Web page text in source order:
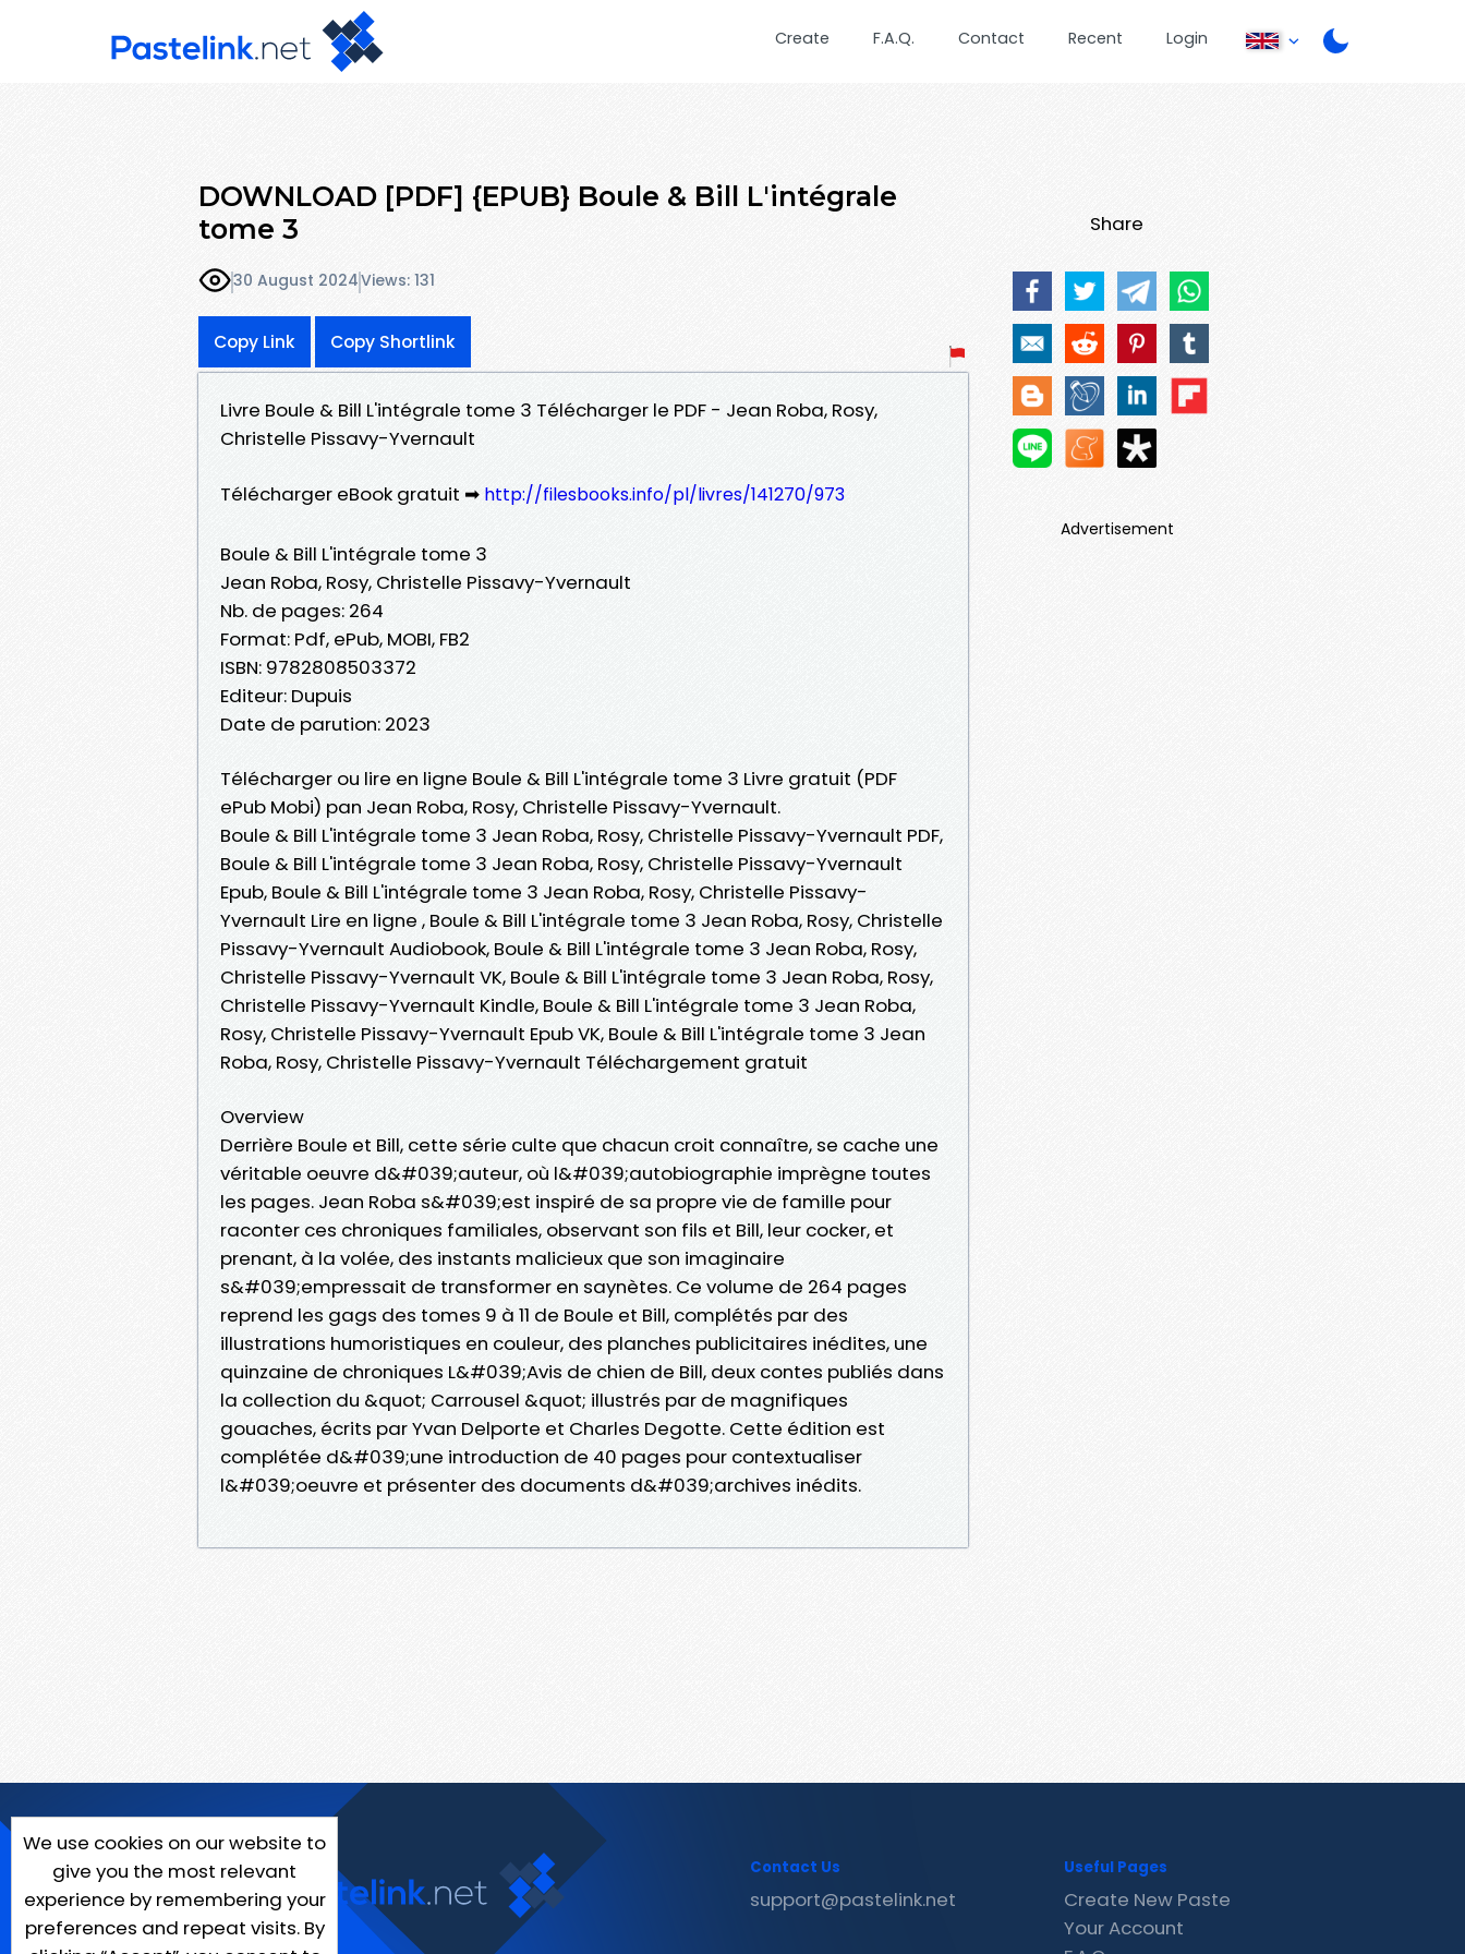
Create F.A.Q. Contact Recent Login
DOWNLOAD [PDF] {EPUB} Boule & Bill L'intégrale
tome 3
30 August 2024Views: 131
Copy Link Copy Shortlink
Livre Boule & Bill L'intégrale tome 3 Télécharger le PDF - Jean Roba, Rosy,
Christelle Pissavy-Yvernault
Télécharger eBook gratuit ➡ http://filesbooks.info/pl/livres/141270/973
Boule & Bill L'intégrale tome 3
Jean Roba, Rosy, Christelle Pissavy-Yvernault
Nb. de pages: 264
Format: Pdf, ePub, MOBI, FB2
ISBN: 9782808503372
Editeur: Dupuis
Date de parution: 2023
Télécharger ou lire en ligne Boule & Bill L'intégrale tome 3 Livre gratuit (PDF
ePub Mobi) pan Jean Roba, Rosy, Christelle Pissavy-Yvernault.
Boule & Bill L'intégrale tome 3 Jean Roba, Rosy, Christelle Pissavy-Yvernault PDF,
Boule & Bill L'intégrale tome 3 Jean Roba, Rosy, Christelle Pissavy-Yvernault
Epub, Boule & Bill L'intégrale tome 3 Jean Roba, Rosy, Christelle Pissavy-
Yvernault Lire en ligne , Boule & Bill L'intégrale tome 3 Jean Roba, Rosy, Christelle
Pissavy-Yvernault Audiobook, Boule & Bill L'intégrale tome 3 Jean Roba, Rosy,
Christelle Pissavy-Yvernault VK, Boule & Bill L'intégrale tome 3 Jean Roba, Rosy,
Christelle Pissavy-Yvernault Kindle, Boule & Bill L'intégrale tome 3 Jean Roba,
Rosy, Christelle Pissavy-Yvernault Epub VK, Boule & Bill L'intégrale tome 3 Jean
Roba, Rosy, Christelle Pissavy-Yvernault Téléchargement gratuit
Overview
Derrière Boule et Bill, cette série culte que chacun croit connaître, se cache une
véritable oeuvre d&#039;auteur, où l&#039;autobiographie imprègne toutes
les pages. Jean Roba s&#039;est inspiré de sa propre vie de famille pour
raconter ces chroniques familiales, observant son fils et Bill, leur cocker, et
prenant, à la volée, des instants malicieux que son imaginaire
s&#039;empressait de transformer en saynètes. Ce volume de 264 pages
reprend les gags des tomes 9 à 11 de Boule et Bill, complétés par des
illustrations humoristiques en couleur, des planches publicitaires inédites, une
quinzaine de chroniques L&#039;Avis de chien de Bill, deux contes publiés dans
la collection du &quot; Carrousel &quot; illustrés par de magnifiques
gouaches, écrits par Yvan Delporte et Charles Degotte. Cette édition est
complétée d&#039;une introduction de 40 pages pour contextualiser
l&#039;oeuvre et présenter des documents d&#039;archives inédits.
Share
Advertisement
We use cookies on our website to
give you the most relevant
experience by remembering your
preferences and repeat visits. By
Contact Us
support@pastelink.net
Useful Pages
Create New Paste
Your Account